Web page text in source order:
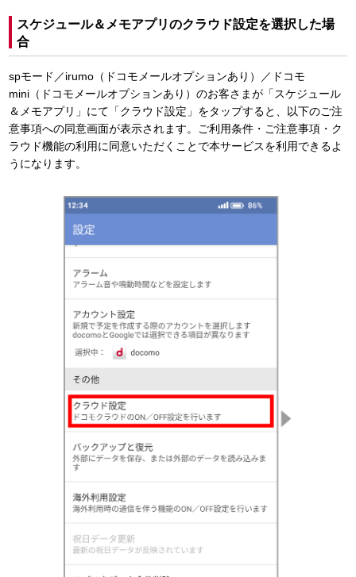
スケジュール＆メモアプリのクラウド設定を選択した場
合
spモード／irumo（ドコモメールオプションあり）／ドコモ
mini（ドコモメールオプションあり）のお客さまが「スケジュール
＆メモアプリ」にて「クラウド設定」をタップすると、以下のご注
意事項への同意画面が表示されます。ご利用条件・ご注意事項・ク
ラウド機能の利用に同意いただくことで本サービスを利用できるよ
うになります。